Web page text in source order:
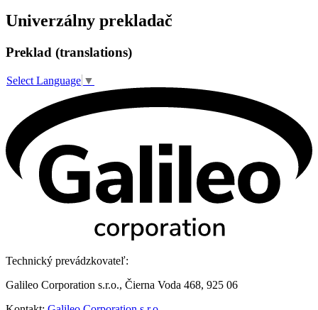
Univerzálny prekladač
Preklad (translations)
Select Language ▼
Technický prevádzkovateľ:
Galileo Corporation s.r.o., Čierna Voda 468, 925 06